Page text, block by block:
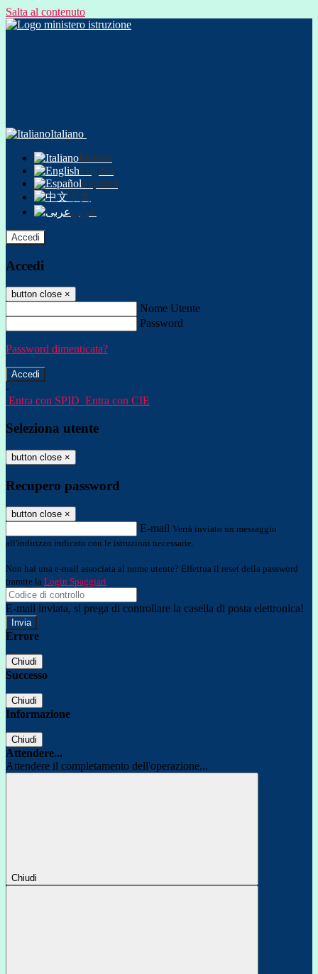
Salta al contenuto
Italiano
Italiano
English
Español
中文
عربى
Accedi
Accedi
button close ×
Nome Utente
Password
Password dimenticata?
-
Entra con SPID Entra con CIE
Seleziona utente
button close ×
Recupero password
button close ×
E-mail Verrà inviato un messaggio
all'indirizzo indicato con le istruzioni necessarie.
Non hai una e-mail associata al nome utente? Effettua il reset della password
tramite la Login Spaggiari
E-mail inviata, si prega di controllare la casella di posta elettronica!
Errore
Chiudi
Successo
Chiudi
Informazione
Chiudi
Attendere...
Attendere il completamento dell'operazione...
Chiudi